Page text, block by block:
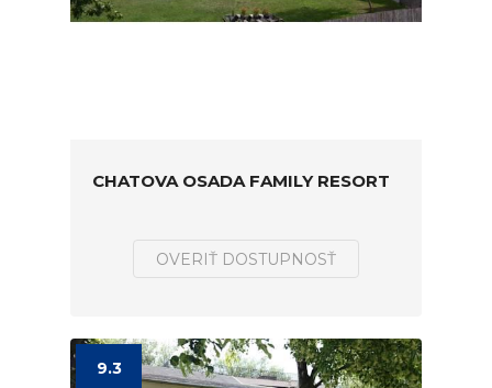
CHATOVA OSADA FAMILY RESORT
OVERIŤ DOSTUPNOSŤ
9.3